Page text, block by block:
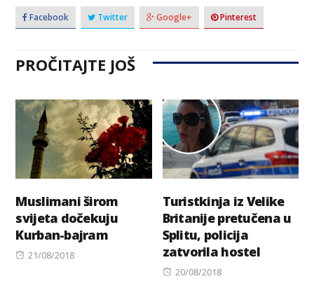
Facebook Twitter Google+ Pinterest
PROČITAJTE JOŠ
Muslimani širom
svijeta dočekuju
Kurban-bajram
Posted
21/08/2018
Turistkinja iz Velike
Britanije pretučena u
Splitu, policija
zatvorila hostel
Posted
20/08/2018